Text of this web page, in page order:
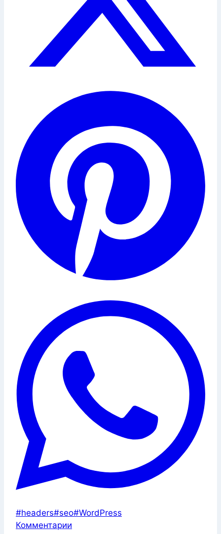
Метки
записи:
#headers#seo#WordPress
Комментарии